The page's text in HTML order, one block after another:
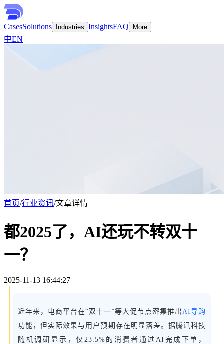
CasesSolutions Industries InsightsFAQ More
中EN
首页/行业资讯/文章详情
都2025了，AI还玩不转双十
一？
2025-11-13 16:44:27
近年来，电商平台在“双十一”等大促节点密集推出 AI导购
功能，但实际效果与用户预期存在明显落差。据腾讯科技
随机调研显示，仅23.5%的消费者通过AI完成下单，